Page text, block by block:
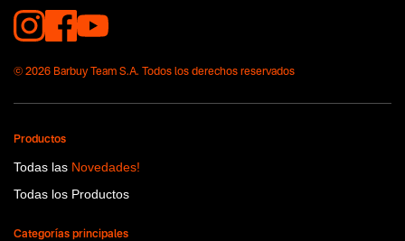
© 2026 Barbuy Team S.A. Todos los derechos reservados
Productos
Todas las Novedades!
Todas los Productos
Categorías principales